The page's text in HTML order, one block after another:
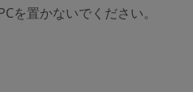
を置かないでください。